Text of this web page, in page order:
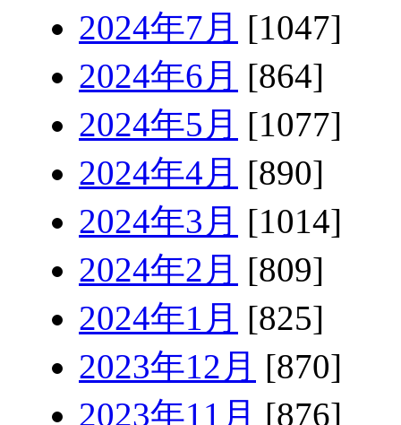
2024年7月 [1047]
2024年6月 [864]
2024年5月 [1077]
2024年4月 [890]
2024年3月 [1014]
2024年2月 [809]
2024年1月 [825]
2023年12月 [870]
2023年11月 [876]